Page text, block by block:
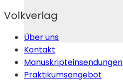
Volkverlag
Über uns
Kontakt
Manuskripteinsendungen
Praktikumsangebot